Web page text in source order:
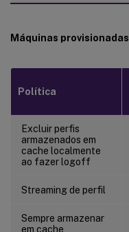
Máquinas provisionadas
Política
Excluir perfis
armazenados em
cache localmente
ao fazer logoff
Streaming de perfil
Sempre armazenar
em cache